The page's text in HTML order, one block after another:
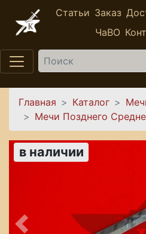
Перейти к основному
Статьи Заказ
ЧаВО
Найти
Вы здесь
Главная Каталог
Мечи Позднего
в наличии
Предыдущее